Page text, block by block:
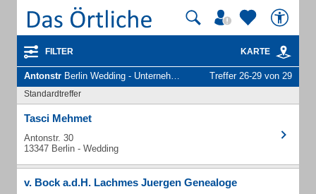
FILTER KARTE
Antonstr Berlin Wedding - Unternehmen und Personen Treffer 26-29 von 29
Standardtreffer
Tasci Mehmet
Antonstr. 30
13347 Berlin - Wedding
v. Bock a.d.H. Lachmes Juergen Genealoge